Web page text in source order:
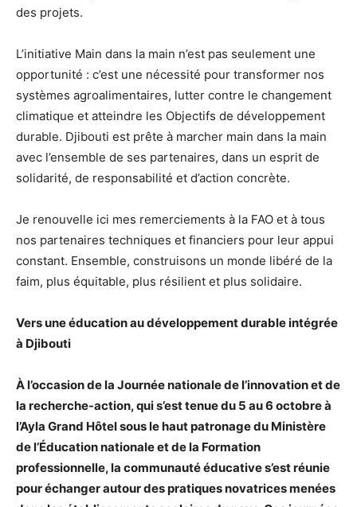
des projets.
L’initiative Main dans la main n’est pas seulement une
opportunité : c’est une nécessité pour transformer nos
systèmes agroalimentaires, lutter contre le changement
climatique et atteindre les Objectifs de développement
durable. Djibouti est prête à marcher main dans la main
avec l’ensemble de ses partenaires, dans un esprit de
solidarité, de responsabilité et d’action concrète.
Je renouvelle ici mes remerciements à la FAO et à tous
nos partenaires techniques et financiers pour leur appui
constant. Ensemble, construisons un monde libéré de la
faim, plus équitable, plus résilient et plus solidaire.
Vers une éducation au développement durable intégrée
à Djibouti
À l’occasion de la Journée nationale de l’innovation et de
la recherche-action, qui s’est tenue du 5 au 6 octobre à
l’Ayla Grand Hôtel sous le haut patronage du Ministère
de l’Éducation nationale et de la Formation
professionnelle, la communauté éducative s’est réunie
pour échanger autour des pratiques novatrices menées